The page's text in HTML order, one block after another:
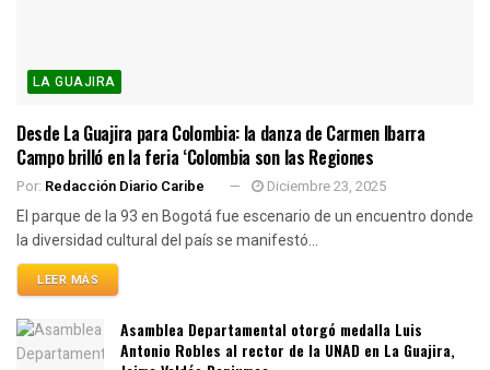
LA GUAJIRA
Desde La Guajira para Colombia: la danza de Carmen Ibarra
Campo brilló en la feria ‘Colombia son las Regiones
Por: Redacción Diario Caribe Diciembre 23, 2025
El parque de la 93 en Bogotá fue escenario de un encuentro donde
la diversidad cultural del país se manifestó...
LEER MÁS
Asamblea Departamental otorgó medalla Luis
Antonio Robles al rector de la UNAD en La Guajira,